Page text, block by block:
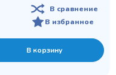
В сравнение
В избранное
В корзину